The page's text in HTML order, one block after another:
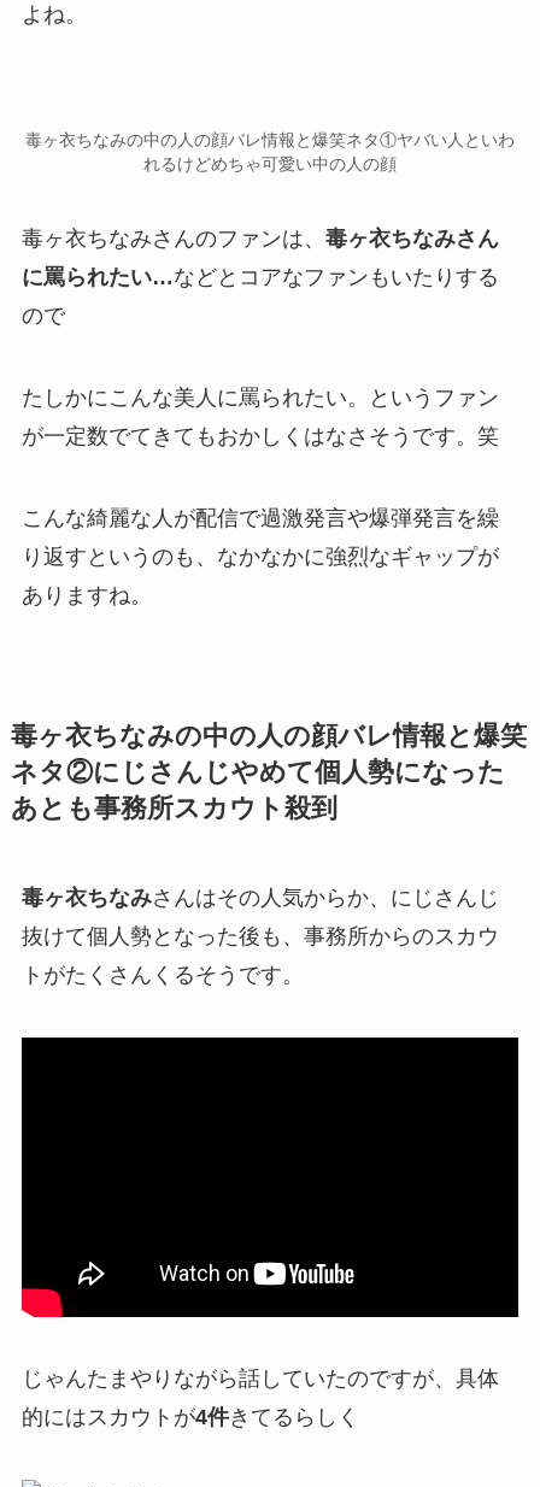
よね。
毒ヶ衣ちなみの中の人の顔バレ情報と爆笑ネタ①ヤバい人といわ
れるけどめちゃ可愛い中の人の顔
毒ヶ衣ちなみさんのファンは、 毒ヶ衣ちなみさん
に罵られたい…などとコアなファンもいたりする
ので
たしかにこんな美人に罵られたい。というファン
が一定数でてきてもおかしくはなさそうです。笑
こんな綺麗な人が配信で過激発言や爆弾発言を繰
り返すというのも、なかなかに強烈なギャップが
ありますね。
毒ヶ衣ちなみの中の人の顔バレ情報と爆笑
ネタ②にじさんじやめて個人勢になった
あとも事務所スカウト殺到
毒ヶ衣ちなみさんはその人気からか、にじさんじ
抜けて個人勢 となった後も、事務所からのスカウ
ト がたくさんくるそうです。
じゃんたまやりながら話していたのですが、具体
的にはスカウトが4件きてるらしく